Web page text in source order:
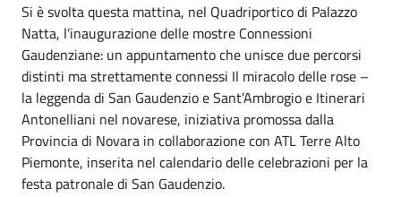
Si è svolta questa mattina, nel Quadriportico di Palazzo
Natta, l’inaugurazione delle mostre Connessioni
Gaudenziane: un appuntamento che unisce due percorsi
distinti ma strettamente connessi Il miracolo delle rose –
la leggenda di San Gaudenzio e Sant’Ambrogio e Itinerari
Antonelliani nel novarese, iniziativa promossa dalla
Provincia di Novara in collaborazione con ATL Terre Alto
Piemonte, inserita nel calendario delle celebrazioni per la
festa patronale di San Gaudenzio.